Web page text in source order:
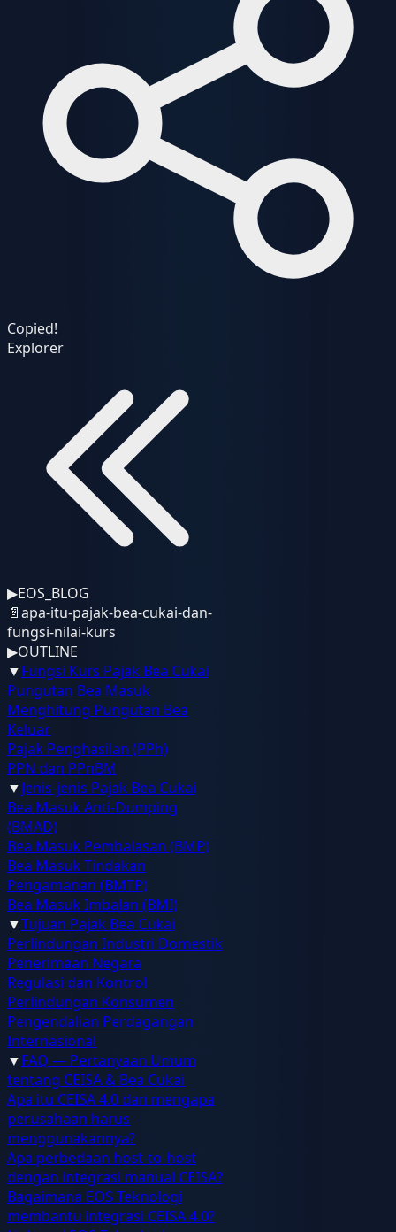
Copied!
Explorer
▶EOS_BLOG
📄apa-itu-pajak-bea-cukai-dan-
fungsi-nilai-kurs
▶OUTLINE
▼Fungsi Kurs Pajak Bea Cukai
Pungutan Bea Masuk
Menghitung Pungutan Bea
Keluar
Pajak Penghasilan (PPh)
PPN dan PPnBM
▼Jenis-jenis Pajak Bea Cukai
Bea Masuk Anti-Dumping
(BMAD)
Bea Masuk Pembalasan (BMP)
Bea Masuk Tindakan
Pengamanan (BMTP)
Bea Masuk Imbalan (BMI)
▼Tujuan Pajak Bea Cukai
Perlindungan Industri Domestik
Penerimaan Negara
Regulasi dan Kontrol
Perlindungan Konsumen
Pengendalian Perdagangan
Internasional
▼FAQ — Pertanyaan Umum
tentang CEISA & Bea Cukai
Apa itu CEISA 4.0 dan mengapa
perusahaan harus
menggunakannya?
Apa perbedaan host-to-host
dengan integrasi manual CEISA?
Bagaimana EOS Teknologi
membantu integrasi CEISA 4.0?